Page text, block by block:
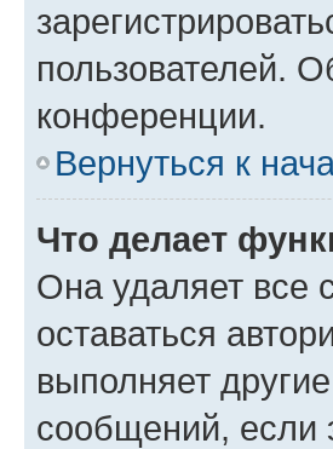
пользователей.
конференции.
Вернуться к
Что делает
Она удаляет все
оставаться
выполняет
сообщений, если